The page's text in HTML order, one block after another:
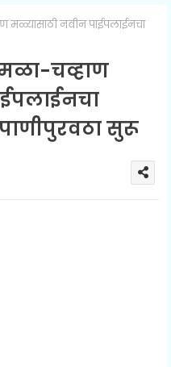
नवीन पाईपलाईनचा
चव्हाण
सुरू